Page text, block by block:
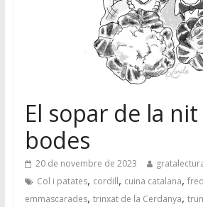
El sopar de la
bodes
20 de novembre de 2023
Col i patates, cordill, cuina catalana,
emmascarades, trinxat de la Cerdanya,